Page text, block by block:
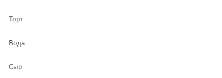
Торт
Вода
Сыр